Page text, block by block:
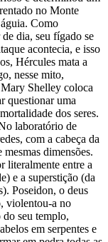
no Monte
Como
dia, seu fígado se
acontecia, e isso
Hércules mata a
nesse mito,
Shelley coloca
questionar uma
dos seres.
laboratório de
com a cabeça da
dimensões.
literalmente entre a
e a superstição (da
Poseidon, o deus
violentou-a no
seu templo,
em serpentes e